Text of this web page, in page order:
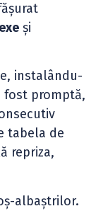
și
instalându-
fost promptă,
tabela de
repriza,
albaștrilor.